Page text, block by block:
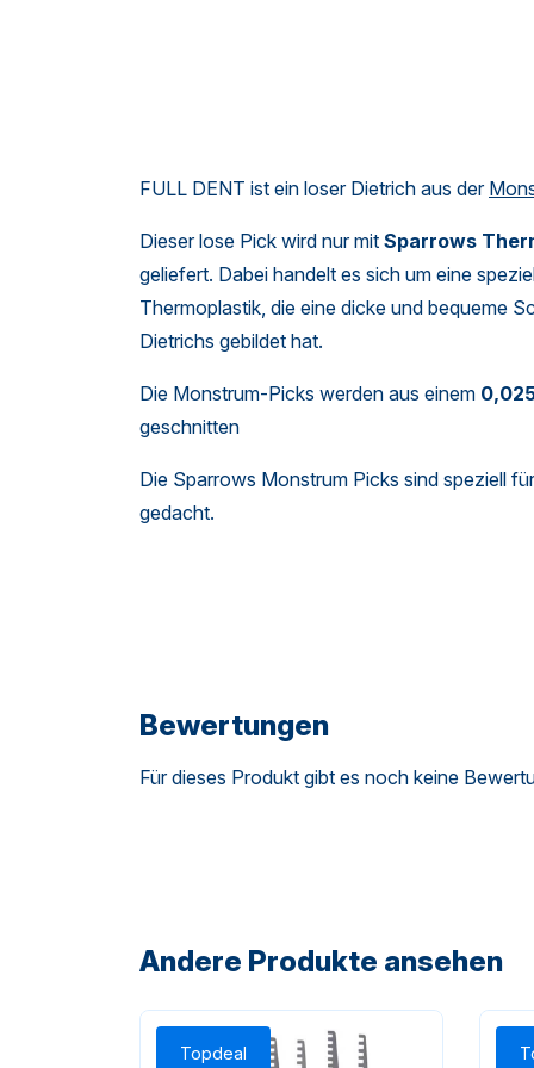
FULL DENT ist ein loser Dietrich aus der
Dieser lose Pick wird nur mit Sparrows
geliefert. Dabei handelt es sich um eine
Thermoplastik, die eine dicke und bequeme
Dietrichs gebildet hat.
Die Monstrum-Picks werden aus einem
geschnitten
Die Sparrows Monstrum Picks sind speziell
gedacht.
Bewertungen
Für dieses Produkt gibt es noch keine
Andere Produkte ansehen
Topdeal